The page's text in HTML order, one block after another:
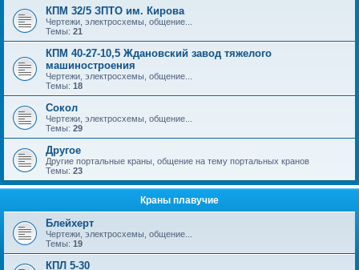
КПМ 32/5 ЗПТО им. Кирова
Чертежи, электросхемы, общение...
Темы: 21
КПМ 40-27-10,5 Ждановский завод тяжелого
машиностроения
Чертежи, электросхемы, общение...
Темы: 18
Сокол
Чертежи, электросхемы, общение...
Темы: 29
Другое
Другие портальные краны, общение на тему портальных кранов
Темы: 23
Краны плавучие
Блейхерт
Чертежи, электросхемы, общение...
Темы: 19
КПЛ 5-30